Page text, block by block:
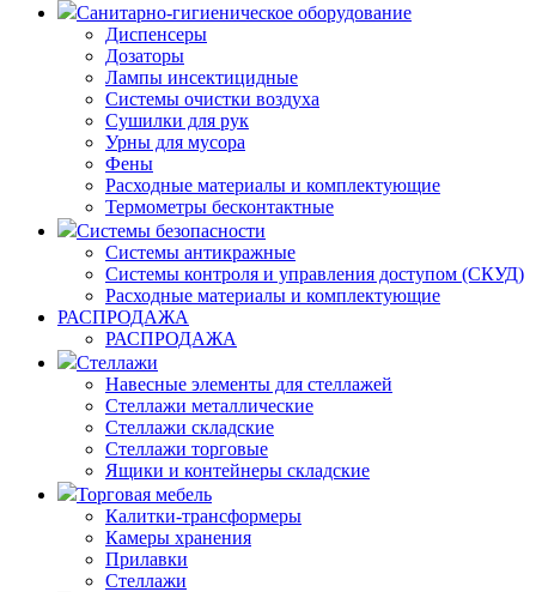
Санитарно-гигиеническое оборудование
Диспенсеры
Дозаторы
Лампы инсектицидные
Системы очистки воздуха
Сушилки для рук
Урны для мусора
Фены
Расходные материалы и комплектующие
Термометры бесконтактные
Системы безопасности
Системы антикражные
Системы контроля и управления доступом (СКУД)
Расходные материалы и комплектующие
РАСПРОДАЖА
РАСПРОДАЖА
Стеллажи
Навесные элементы для стеллажей
Стеллажи металлические
Стеллажи складские
Стеллажи торговые
Ящики и контейнеры складские
Торговая мебель
Калитки-трансформеры
Камеры хранения
Прилавки
Стеллажи